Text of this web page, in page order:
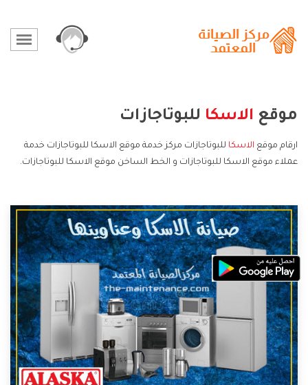
موقع الاسكا للبوتاجازات
ارقام موقع الاسكا للبوتاجازات مركز خدمة موقع الاسكا للبوتاجازات خدمة
عملاء موقع الاسكا للبوتاجازات و الخط الساخن موقع الاسكا للبوتاجازات.